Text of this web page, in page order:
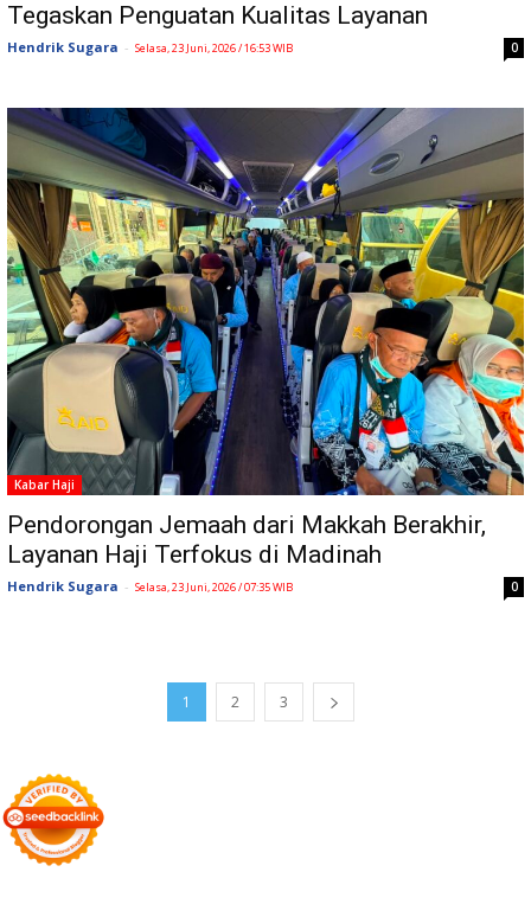
Tegaskan Penguatan Kualitas Layanan
Hendrik Sugara - Selasa, 23 Juni, 2026 / 16:53 WIB 0
Kabar Haji
Pendorongan Jemaah dari Makkah Berakhir,
Layanan Haji Terfokus di Madinah
Hendrik Sugara - Selasa, 23 Juni, 2026 / 07:35 WIB 0
1 2 3